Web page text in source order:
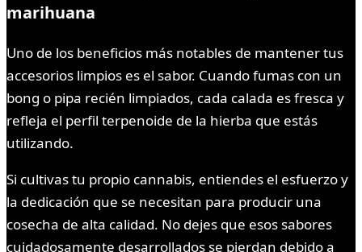
marihuana
Uno de los beneficios más notables de mantener tus
accesorios limpios es el sabor. Cuando fumas con un
bong o pipa recién limpiados, cada calada es fresca y
refleja el perfil terpenoide de la hierba que estás
utilizando.
Si cultivas tu propio cannabis, entiendes el esfuerzo y
la dedicación que se necesitan para producir una
cosecha de alta calidad. No dejes que esos sabores
cuidadosamente desarrollados se pierdan debido a